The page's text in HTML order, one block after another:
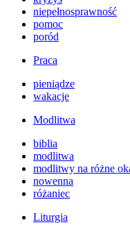
niepełnosprawność
pomoc
poród
Praca
pieniądze
wakacje
Modlitwa
biblia
modlitwa
modlitwy na różne
nowenna
różaniec
Liturgia